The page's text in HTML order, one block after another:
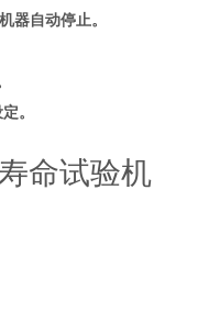
器自动停止。
。
命试验机